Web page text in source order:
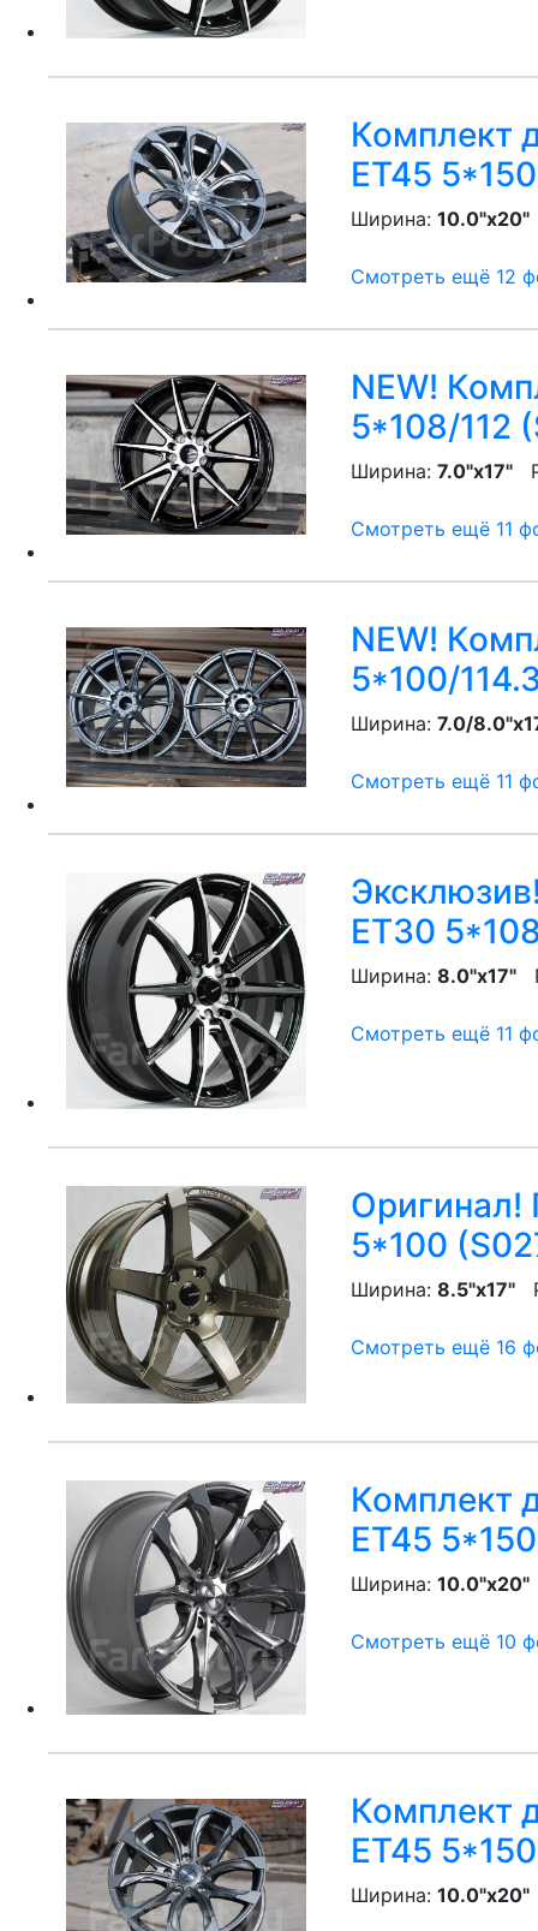
Комплект
ET45
Ширина: 10.0"x20"
Смотреть ещё 12
NEW!
5*108/112
Ширина: 7.0"x17"
Смотреть ещё 11
NEW!
5*100/
Ширина: 7.0/
Смотреть ещё 11
ET30
Ширина: 8.0"x17"
Смотреть ещё 11
Оригинал!
5*100
Ширина: 8.5"x17"
Смотреть ещё 16
Комплект
ET45
Ширина: 10.0"x20"
Смотреть ещё 10
Комплект
ET45
Ширина: 10.0"x20"